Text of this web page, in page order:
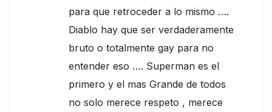
para que retroceder a lo mismo ….
Diablo hay que ser verdaderamente
bruto o totalmente gay para no
entender eso …. Superman es el
primero y el mas Grande de todos
no solo merece respeto , merece